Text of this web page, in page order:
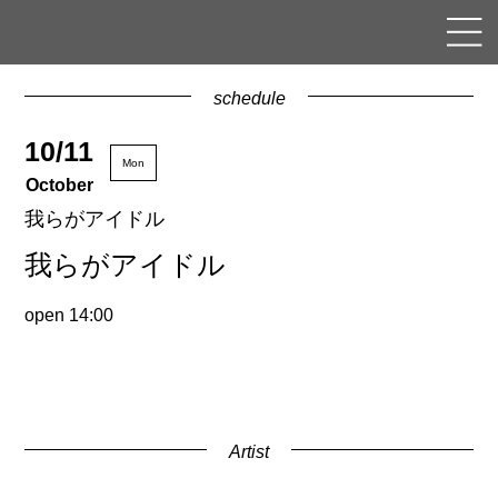
schedule
10/11
October
Mon
我らがアイドル
我らがアイドル
open 14:00
Artist